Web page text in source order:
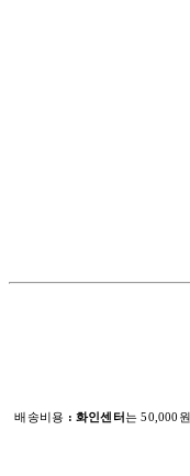
배송비용 : 화인센터는 50,000